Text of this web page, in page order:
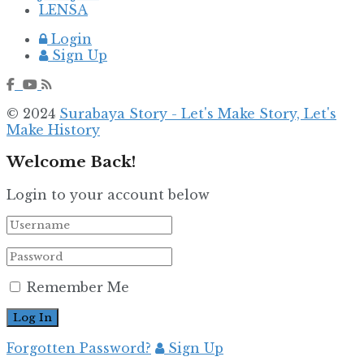
LENSA
Login
Sign Up
© 2024 Surabaya Story - Let's Make Story, Let's
Make History
Welcome Back!
Login to your account below
Remember Me
Forgotten Password? Sign Up